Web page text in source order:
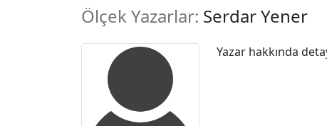
Ölçek Yazarlar: Serdar Yener
Yazar hakkında